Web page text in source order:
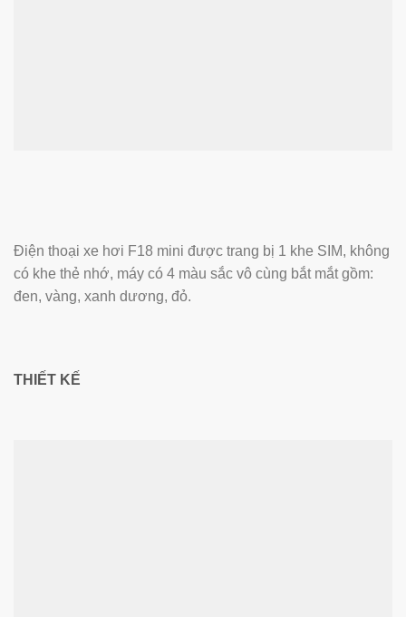
Điện thoại xe hơi F18 mini được trang bị 1 khe SIM, không
có khe thẻ nhớ, máy có 4 màu sắc vô cùng bắt mắt gồm:
đen, vàng, xanh dương, đỏ.
THIẾT KẾ